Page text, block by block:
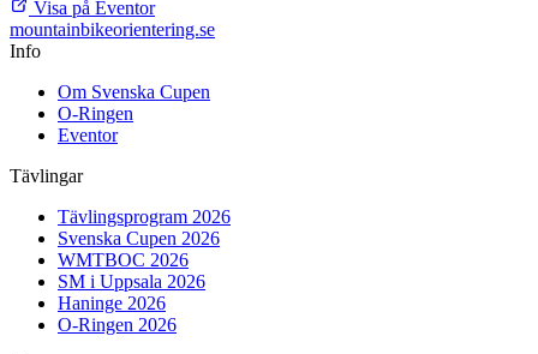
Visa på Eventor
mountainbikeorientering.se
Info
Om Svenska Cupen
O-Ringen
Eventor
Tävlingar
Tävlingsprogram 2026
Svenska Cupen 2026
WMTBOC 2026
SM i Uppsala 2026
Haninge 2026
O-Ringen 2026